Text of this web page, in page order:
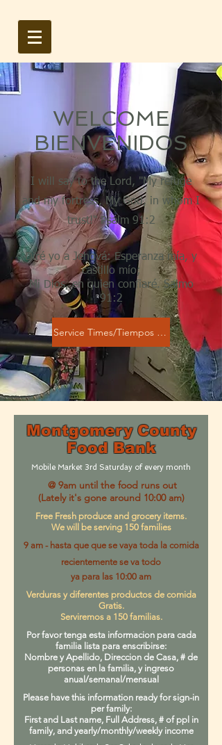
WELCOME
BIENVENIDOS
I will say to the Lord, "My refuge
and my fortress, My God, in whom I
trust!" Psalm 91:2
Diré yo a Jehová: Esperanza mía, y
castillo mío;
Mi Dios, en quien confiaré. Salmo
91:2
Service Times/Tiempos de Servicios
Montgomery County
Food Bank
Mobile Market 3rd Saturday of every month
@ 9am until the food runs out
(Lately it's gone around 10:00 am)
Free Fresh produce and grocery items.
We will be serving 150 families
9 am - hasta que que se vaya toda la comida
recientemente se va todo
ya para las 10:00 am
Verduras y diferentes productos de comida
Gratis.
Serviremos a 150 familias.
Por favor tenga esta informacion para cada
familia lista para enscribirse:
Nombre y Apellido, Direccion de Casa, # de
personas en la familia, y ingreso
anual/semanal/mensual
Please have this information ready for sign-in
per family:
First and Last name, Full Address, # of ppl in
family, and yearly/monthly/weekly income